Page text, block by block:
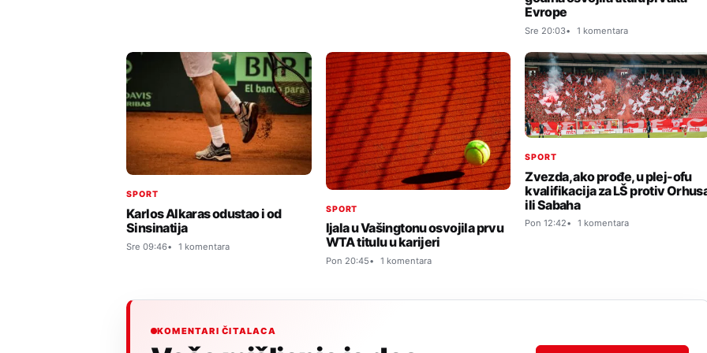
Evrope
Sre 20:03 1 komentara
SPORT
Karlos Alkaras odustao i od
Sinsinatija
Sre 09:46 1 komentara
SPORT
Ijala u Vašingtonu osvojila prvu
WTA titulu u karijeri
Pon 20:45 1 komentara
SPORT
Zvezda, ako prođe, u plej-ofu
kvalifikacija za LŠ protiv
ili Sabaha
Pon 12:42 1 komentara
KOMENTARI ČITALACA